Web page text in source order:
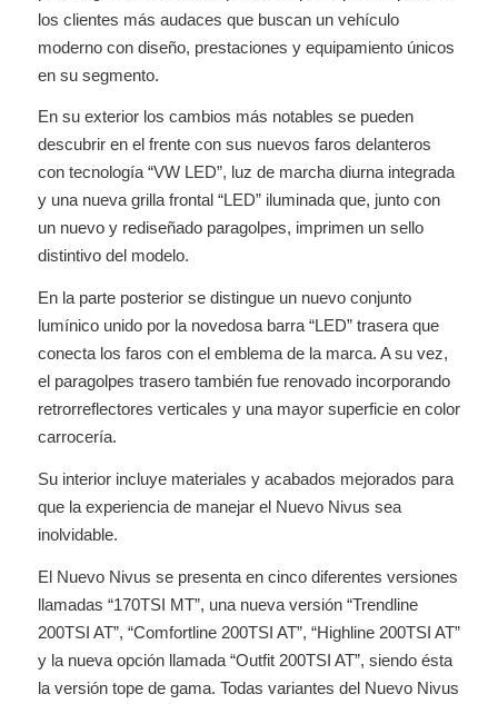
los clientes más audaces que buscan un vehículo
moderno con diseño, prestaciones y equipamiento únicos
en su segmento.
En su exterior los cambios más notables se pueden
descubrir en el frente con sus nuevos faros delanteros
con tecnología “VW LED”, luz de marcha diurna integrada
y una nueva grilla frontal “LED” iluminada que, junto con
un nuevo y rediseñado paragolpes, imprimen un sello
distintivo del modelo.
En la parte posterior se distingue un nuevo conjunto
lumínico unido por la novedosa barra “LED” trasera que
conecta los faros con el emblema de la marca. A su vez,
el paragolpes trasero también fue renovado incorporando
retrorreflectores verticales y una mayor superficie en color
carrocería.
Su interior incluye materiales y acabados mejorados para
que la experiencia de manejar el Nuevo Nivus sea
inolvidable.
El Nuevo Nivus se presenta en cinco diferentes versiones
llamadas “170TSI MT”, una nueva versión “Trendline
200TSI AT”, “Comfortline 200TSI AT”, “Highline 200TSI AT”
y la nueva opción llamada “Outfit 200TSI AT”, siendo ésta
la versión tope de gama. Todas variantes del Nuevo Nivus